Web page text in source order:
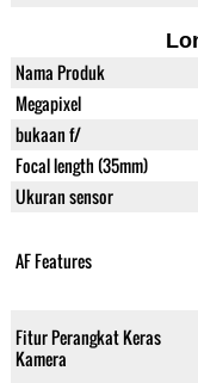
Nama Produk
Megapixel
bukaan f/
Focal length (35mm)
Ukuran sensor
AF Features
Fitur Perangkat Keras
Kamera